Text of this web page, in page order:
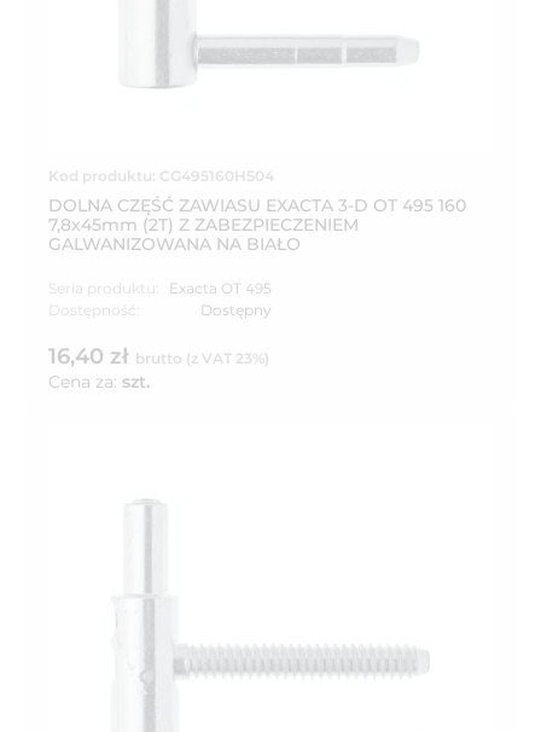
Kod produktu: CG495160H504
DOLNA CZĘŚĆ ZAWIASU EXACTA 3-D OT 495 160
7,8x45mm (2T) Z ZABEZPIECZENIEM
GALWANIZOWANA NA BIAŁO
Seria produktu:
Exacta OT 495
Dostępność:
Dostępny
16,40 zł brutto (z VAT 23%)
Cena za: szt.